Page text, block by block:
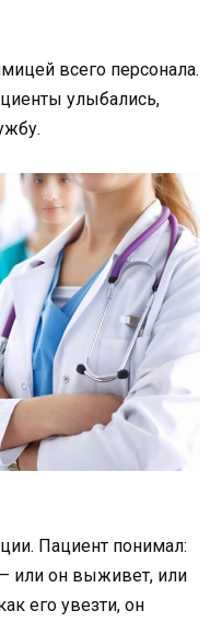
всего персонала.
улыбались,
Пациент понимал:
или он выживет, или
его увезти, он